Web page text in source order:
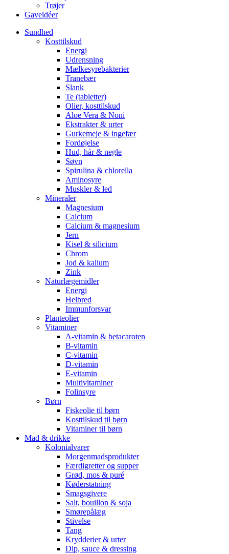
Trøjer
Gaveidéer
Sundhed
Kosttilskud
Energi
Udrensning
Mælkesyrebakterier
Tranebær
Slank
Te (tabletter)
Olier, kosttilskud
Aloe Vera & Noni
Ekstrakter & urter
Gurkemeje & ingefær
Fordøjelse
Hud, hår & negle
Søvn
Spirulina & chlorella
Aminosyre
Muskler & led
Mineraler
Magnesium
Calcium
Calcium & magnesium
Jern
Kisel & silicium
Chrom
Jod & kalium
Zink
Naturlægemidler
Energi
Helbred
Immunforsvar
Planteolier
Vitaminer
A-vitamin & betacaroten
B-vitamin
C-vitamin
D-vitamin
E-vitamin
Multivitaminer
Folinsyre
Børn
Fiskeolie til børn
Kosttilskud til børn
Vitaminer til børn
Mad & drikke
Kolonialvarer
Morgenmadsprodukter
Færdigretter og supper
Grød, mos & puré
Køderstatning
Smagsgivere
Salt, bouillon & soja
Smørepålæg
Stivelse
Tang
Krydderier & urter
Dip, sauce & dressing